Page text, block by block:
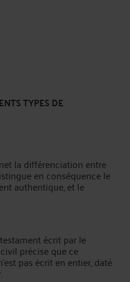
TYPES DE
la différenciation entre
en conséquence le
authentique, et le
écrit par le
précise que ce
pas écrit en entier, daté